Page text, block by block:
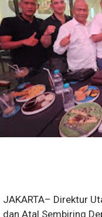
JAKARTA– Direktur
dan Atal Sembiring